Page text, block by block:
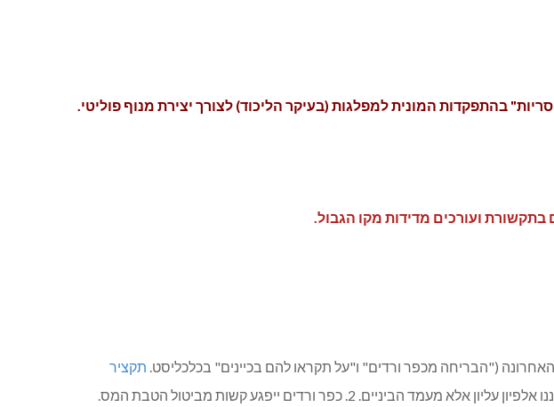
בהתפקדות המונית למפלגות (בעיקר הליכוד) לצורך יצירת מנוף פוליטי.
בתקשורת ועורכים מדידות מקו הגבול.
("הבריחה מכפר ורדים" ו"על תקראו להם בכיינים" בכלכליסט. תקציר